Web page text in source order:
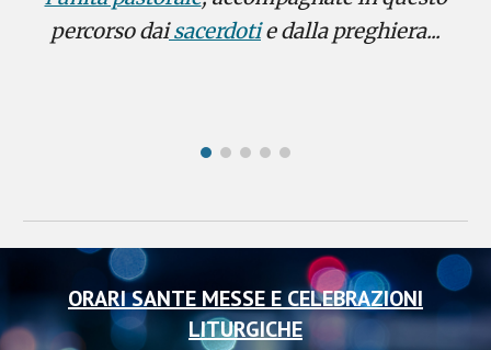
percorso daisacerdotie dalla preghiera...
ORARI SANTE MESSE E CELEBRAZIONI
LITURGICHE